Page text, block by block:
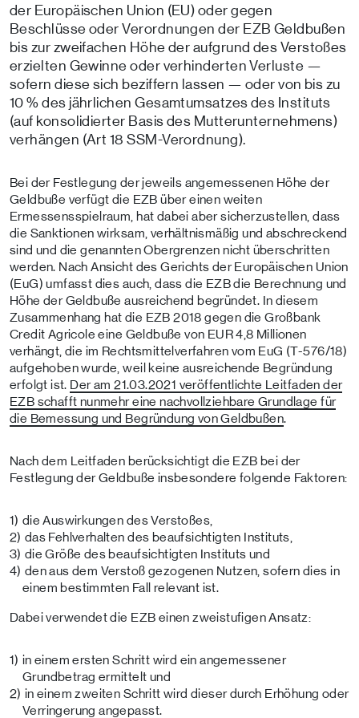
der Europäischen Union (EU) oder gegen
Beschlüsse oder Verordnungen der EZB Geldbußen
bis zur zweifachen Höhe der aufgrund des Verstoßes
erzielten Gewinne oder verhinderten Verluste —
sofern diese sich beziffern lassen — oder von bis zu
10 % des jährlichen Gesamtumsatzes des Instituts
(auf konsolidierter Basis des Mutterunternehmens)
verhängen (Art 18 SSM-Verordnung).
Bei der Festlegung der jeweils angemessenen Höhe der
Geldbuße verfügt die EZB über einen weiten
Ermessensspielraum, hat dabei aber sicherzustellen, dass
die Sanktionen wirksam, verhältnismäßig und abschreckend
sind und die genannten Obergrenzen nicht überschritten
werden. Nach Ansicht des Gerichts der Europäischen Union
(EuG) umfasst dies auch, dass die EZB die Berechnung und
Höhe der Geldbuße ausreichend begründet. In diesem
Zusammenhang hat die EZB 2018 gegen die Großbank
Credit Agricole eine Geldbuße von EUR 4,8 Millionen
verhängt, die im Rechtsmittelverfahren vom EuG (T-576/18)
aufgehoben wurde, weil keine ausreichende Begründung
erfolgt ist. Der am 21.03.2021 veröffentlichte Leitfaden der
EZB schafft nunmehr eine nachvollziehbare Grundlage für
die Bemessung und Begründung von Geldbußen.
Nach dem Leitfaden berücksichtigt die EZB bei der
Festlegung der Geldbuße insbesondere folgende Faktoren:
die Auswirkungen des Verstoßes,
das Fehlverhalten des beaufsichtigten Instituts,
die Größe des beaufsichtigten Instituts und
den aus dem Verstoß gezogenen Nutzen, sofern dies in
einem bestimmten Fall relevant ist.
Dabei verwendet die EZB einen zweistufigen Ansatz:
in einem ersten Schritt wird ein angemessener
Grundbetrag ermittelt und
in einem zweiten Schritt wird dieser durch Erhöhung oder
Verringerung angepasst.